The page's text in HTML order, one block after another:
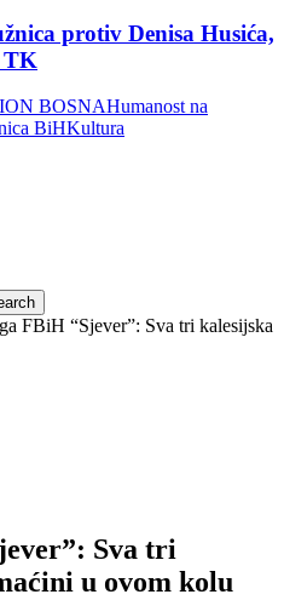
protiv Denisa Husića,
TK
BOSNAHumanost na
BiHKultura
FBiH “Sjever”: Sva tri kalesijska
Sva tri
u ovom kolu